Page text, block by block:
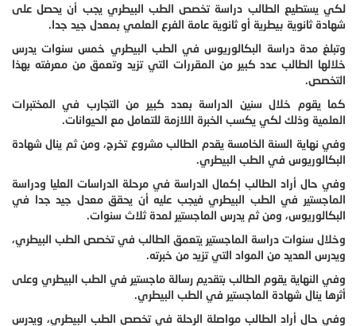
لكي يستطيع الطالب دراسة تخصص الطب البيطري يجب أن يحصل على
شهادة ثانوية بيطرية أو ثانوية عامة الفرع العلمي بمعدل جيد جدا.
وتبلغ مدة دراسة البكالوريوس في الطب البيطري خمس سنوات يدرس
خلالها الطالب عدد كبير من المقررات التي تزيد وتعمق من معرفته بهذا
التخصص.
كما يقوم خلال سنين الدراسة بعدد كبير من التجارب في المختبرات
العلمية وذلك لكي يكسب الخبرة اللازمة للتعامل مع الحيوانات.
وفي نهاية السنة الخامسة يقدم الطالب مشروع تخرج، ومن ثم ينال شهادة
البكالوريوس في الطب البيطري.
وفي حال أراد الطالب إكمال الدراسة في مرحلة الدراسات العليا ودراسة
الماجستير في الطب البيطري فيجب عليه أن يحقق معدل جيد جدا في
البكالوريوس، ومن ثم يدرس الماجستير لمدة ثلاث سنوات.
وخلال سنوات دراسة الماجستير يتعمق الطالب في تخصص الطب البيطري،
ويدرس العديد من المواد التي تزيد من خبرته.
وفي النهاية يقوم الطالب بتقديم رسالة ماجستير في الطب البيطري وعلى
أثرها ينال شهادة الماجستير في الطب البيطري.
وفي حال أراد الطالب مواصلة الرحلة في تخصص الطب البيطري، ويدرس